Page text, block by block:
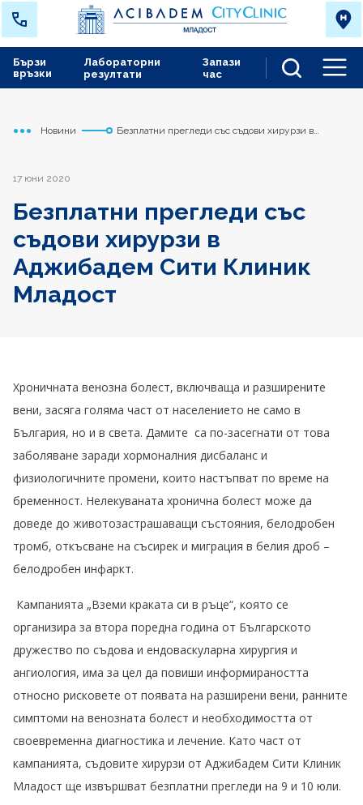
Лабораторни
резултати
Запази
час
Бързи
връзки
Начало
Младост
Новини
Безплатни прегледи със съдови хирурзи в
17 юни 2020
Безплатни прегледи със
съдови хирурзи в
Аджибадем Сити Клиник
Младост
Хроничната венозна болест, включваща и разширените
вени, засяга голяма част от населението не само в
България, но и в света. Дамите са по-засегнати от това
заболяване заради хормоналния дисбаланс и
физиологичните промени, които настъпват по време на
бременност. Нелекуваната хронична болест може да
доведе до животозастрашаващи състояния, белодробен
тромб, откъсване на съсирек и миграция в белия дроб –
белодробен инфаркт.
Кампанията „Вземи краката си в ръце“, която се
организира за втора поредна година от Българското
дружество по съдова и ендоваскуларна хирургия и
ангиология, има за цел да повиши информираността
относно рисковете от появата на разширени вени, ранните
симптоми на венозната болест и необходимостта от
своевременна диагностика и лечение. Като част от
кампанията, съдовите хирурзи от Аджибадем Сити Клиник
Младост ще извършват безплатни прегледи на 9 и 10 юли.